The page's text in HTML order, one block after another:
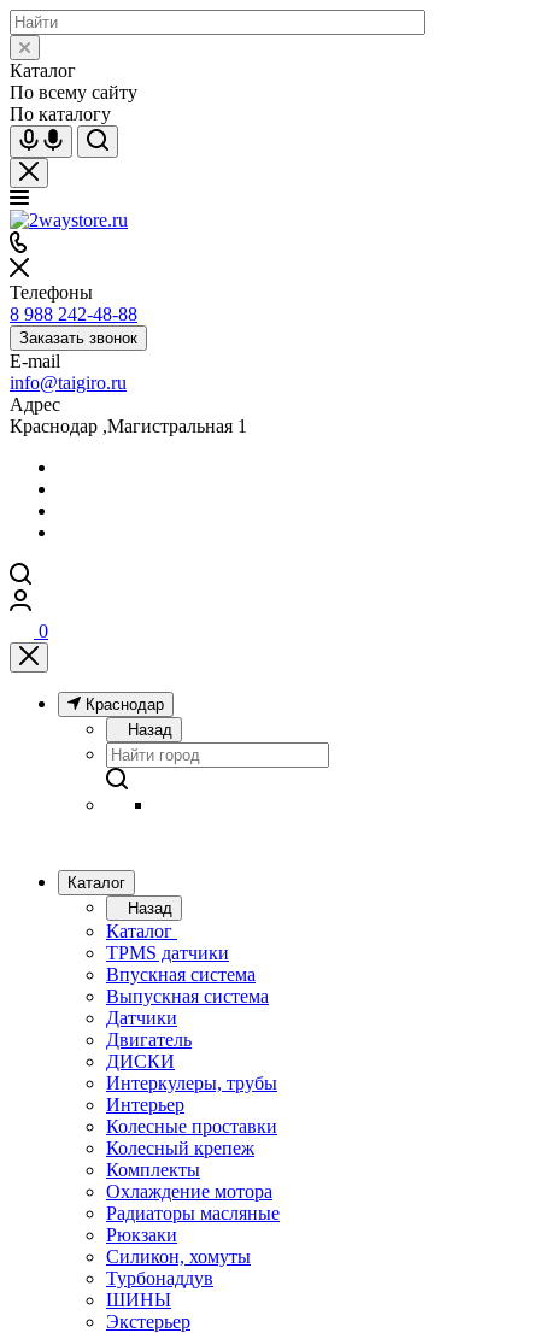
Каталог
По всему сайту
По каталогу
Телефоны
8 988 242-48-88
Заказать звонок
E-mail
info@taigiro.ru
Адрес
Краснодар ,Магистральная 1
0
Краснодар
Назад
Каталог
Назад
Каталог
TPMS датчики
Впускная система
Выпускная система
Датчики
Двигатель
ДИСКИ
Интеркулеры, трубы
Интерьер
Колесные проставки
Колесный крепеж
Комплекты
Охлаждение мотора
Радиаторы масляные
Рюкзаки
Силикон, хомуты
Турбонаддув
ШИНЫ
Экстерьер